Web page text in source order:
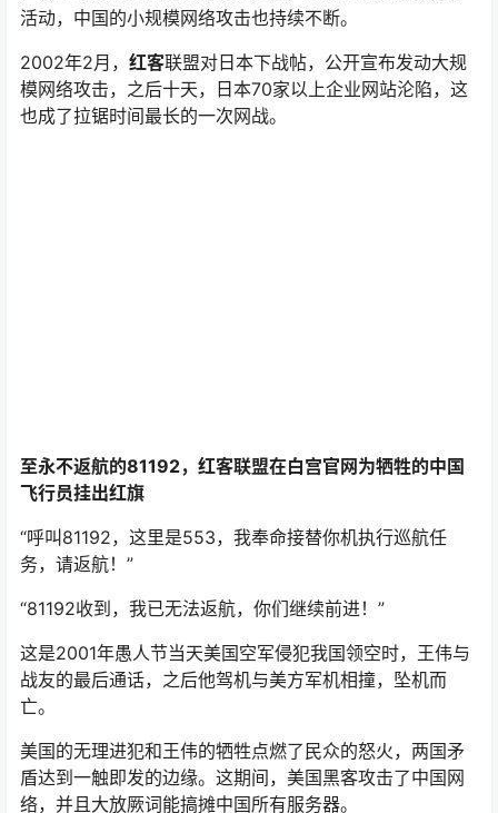
活动，中国的小规模网络攻击也持续不断。
2002年2月， 红客联盟对日本下战帖，公开宣布发动大规
模网络攻击，之后十天，日本70家以上企业网站沦陷，这
也成了拉锯时间最长的一次网战。
至永不返航的81192，红客联盟在白宫官网为牺牲的中国
飞行员挂出红旗
“呼叫81192，这里是553，我奉命接替你机执行巡航任
务，请返航！”
“81192收到，我已无法返航，你们继续前进！”
这是2001年愚人节当天美国空军侵犯我国领空时，王伟与
战友的最后通话，之后他驾机与美方军机相撞，坠机而
亡。
美国的无理进犯和王伟的牺牲点燃了民众的怒火，两国矛
盾达到一触即发的边缘。这期间，美国黑客攻击了中国网
络，并且大放厥词能搞摊中国所有服务器。